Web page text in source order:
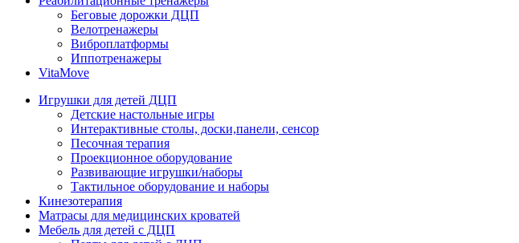
Беговые дорожки ДЦП
Велотренажеры
Виброплатформы
Иппотренажеры
VitaMove
Игрушки для детей ДЦП
Детские настольные игры
Интерактивные столы, доски,панели, сенсор
Песочная терапия
Проекционное оборудование
Развивающие игрушки/наборы
Тактильное оборудование и наборы
Кинезотерапия
Матрасы для медицинских кроватей
Мебель для детей с ДЦП